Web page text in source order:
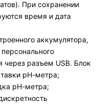
При сохранении
время и дата
аккумулятора,
разъем USB. Блок
рН-метра;
рН-метра;